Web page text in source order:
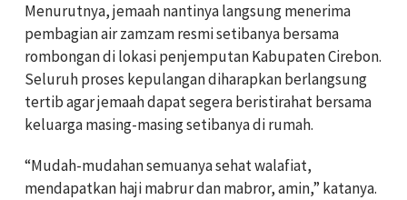
Menurutnya, jemaah nantinya langsung menerima
pembagian air zamzam resmi setibanya bersama
rombongan di lokasi penjemputan Kabupaten Cirebon.
Seluruh proses kepulangan diharapkan berlangsung
tertib agar jemaah dapat segera beristirahat bersama
keluarga masing-masing setibanya di rumah.
“Mudah-mudahan semuanya sehat walafiat,
mendapatkan haji mabrur dan mabror, amin,” katanya.